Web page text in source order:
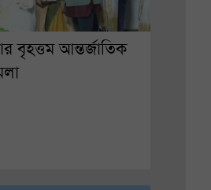
বৃহত্তম আন্তর্জাতিক